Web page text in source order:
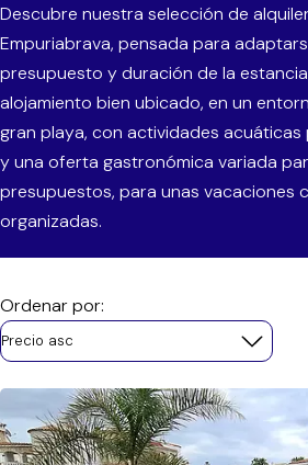
Descubre nuestra selección de
Empuriabrava, pensada para
presupuesto y duración de la
alojamiento bien ubicado, en un
gran playa, con actividades
y una oferta gastronómica variada
presupuestos, para unas vacaciones
organizadas.
Ordenar por:
Precio asc